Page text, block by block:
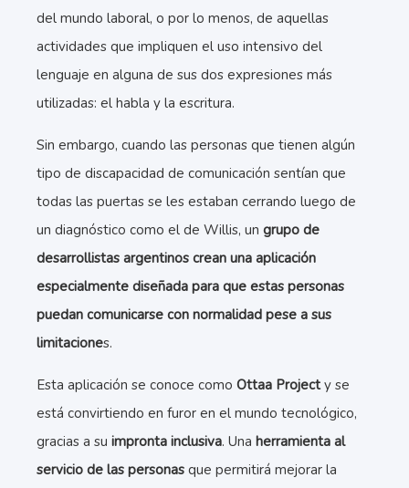
del mundo laboral, o por lo menos, de aquellas
actividades que impliquen el uso intensivo del
lenguaje en alguna de sus dos expresiones más
utilizadas: el habla y la escritura.
Sin embargo, cuando las personas que tienen algún
tipo de discapacidad de comunicación sentían que
todas las puertas se les estaban cerrando luego de
un diagnóstico como el de Willis, un grupo de
desarrollistas argentinos crean una aplicación
especialmente diseñada para que estas personas
puedan comunicarse con normalidad pese a sus
limitaciones.
Esta aplicación se conoce como Ottaa Projecty se
está convirtiendo en furor en el mundo tecnológico,
gracias a su impronta inclusiva. Una herramienta al
servicio de las personas que permitirá mejorar la